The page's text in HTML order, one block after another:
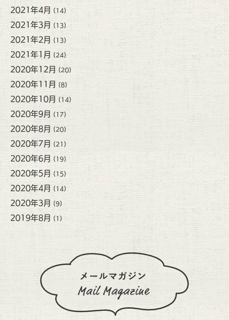
2021年4月 (14)
2021年3月 (13)
2021年2月 (13)
2021年1月 (24)
2020年12月 (20)
2020年11月 (8)
2020年10月 (14)
2020年9月 (17)
2020年8月 (20)
2020年7月 (21)
2020年6月 (19)
2020年5月 (15)
2020年4月 (14)
2020年3月 (9)
2019年8月 (1)